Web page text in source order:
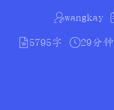
wangkay
5795字 29分钟